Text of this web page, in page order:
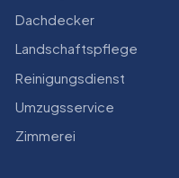
Dachdecker
Landschaftspflege
Reinigungsdienst
Umzugsservice
Zimmerei